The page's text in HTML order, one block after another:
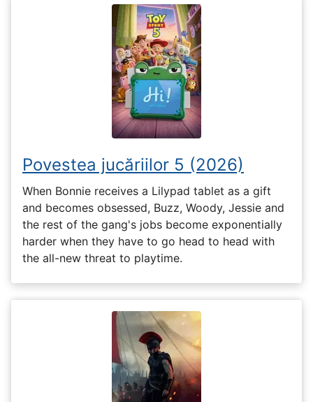
Povestea jucăriilor 5 (2026)
When Bonnie receives a Lilypad tablet as a gift
and becomes obsessed, Buzz, Woody, Jessie and
the rest of the gang's jobs become exponentially
harder when they have to go head to head with
the all-new threat to playtime.